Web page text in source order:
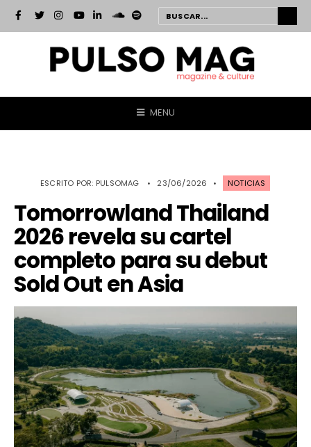
MENU
ESCRITO POR: PULSOMAG • 23/06/2026 • NOTICIAS
Tomorrowland Thailand
2026 revela su cartel
completo para su debut
Sold Out en Asia